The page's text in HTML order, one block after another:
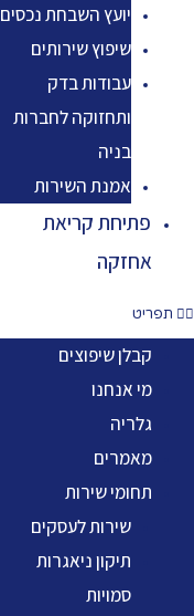
יועץ השבחת נכסים
שיפוץ שירותים
עבודות בדק
ותחזוקה לחברות
בניה
אמנת השירות
פתיחת קריאת
אחזקה
תפריט
קבלן שיפוצים
מי אנחנו
גלריה
מאמרים
תחומי שירות
שירות לעסקים
תיקון ניאגרות
סמויות